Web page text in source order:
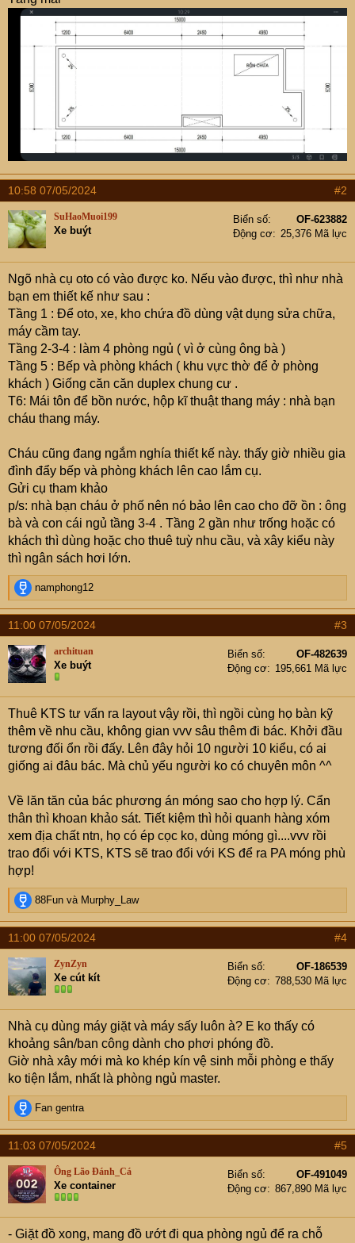
10:58 07/05/2024 #2
SuHaoMuoi199
Xe buýt
Biển số
OF-623882
Động cơ
25,376 Mã lực
Ngõ nhà cụ oto có vào được ko. Nếu vào được, thì như nhà
bạn em thiết kế như sau :
Tầng 1 : Để oto, xe, kho chứa đồ dùng vật dụng sửa chữa,
máy cầm tay.
Tầng 2-3-4 : làm 4 phòng ngủ ( vì ở cùng ông bà )
Tầng 5 : Bếp và phòng khách ( khu vực thờ để ở phòng
khách ) Giống căn căn duplex chung cư .
T6: Mái tôn để bồn nước, hộp kĩ thuật thang máy : nhà bạn
cháu thang máy.
Cháu cũng đang ngắm nghía thiết kế này. thấy giờ nhiều gia
đình đẩy bếp và phòng khách lên cao lắm cụ.
Gửi cụ tham khảo
p/s: nhà bạn cháu ở phố nên nó bảo lên cao cho đỡ ồn : ông
bà và con cái ngủ tầng 3-4 . Tầng 2 gần như trống hoặc có
khách thì dùng hoặc cho thuê tuỳ nhu cầu, và xây kiểu này
thì ngân sách hơi lớn.
R
e
a
c
t
i
o
n
s
:
namphong12
11:00 07/05/2024 #3
archituan
Xe buýt
Biển số
OF-482639
Động cơ
195,661 Mã lực
Thuê KTS tư vấn ra layout vậy rồi, thì ngồi cùng họ bàn kỹ
thêm về nhu cầu, không gian vvv sâu thêm đi bác. Khởi đầu
tương đối ổn rồi đấy. Lên đây hỏi 10 người 10 kiểu, có ai
giống ai đâu bác. Mà chủ yếu người ko có chuyên môn ^^
Về lăn tăn của bác phương án móng sao cho hợp lý. Cẩn
thân thì khoan khảo sát. Tiết kiệm thì hỏi quanh hàng xóm
xem địa chất ntn, họ có ép cọc ko, dùng móng gì....vvv rồi
trao đổi với KTS, KTS sẽ trao đổi với KS để ra PA móng phù
hợp!
R
e
a
c
t
i
o
n
s
:
88Fun và Murphy_Law
11:00 07/05/2024 #4
ZynZyn
Xe cút kít
Biển số
OF-186539
Động cơ
788,530 Mã lực
Nhà cụ dùng máy giặt và máy sấy luôn à? E ko thấy có
khoảng sân/ban công dành cho phơi phóng đồ.
Giờ nhà xây mới mà ko khép kín vệ sinh mỗi phòng e thấy
ko tiện lắm, nhất là phòng ngủ master.
R
e
a
c
t
i
o
n
s
:
Fan gentra
11:03 07/05/2024 #5
Ông Lão Đánh_Cá
Xe container
Biển số
OF-491049
Động cơ
867,890 Mã lực
- Giặt đồ xong, mang đồ ướt đi qua phòng ngủ để ra chỗ